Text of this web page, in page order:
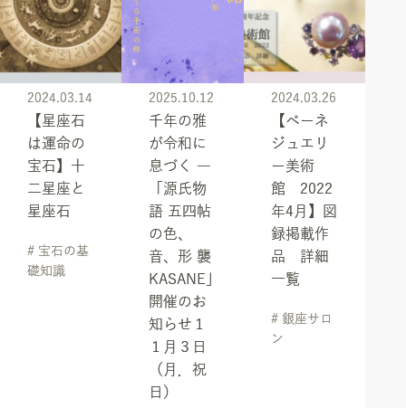
2024.03.14
【星座石
は運命の
宝石】十
二星座と
星座石
# 宝石の基
礎知識
2025.10.12
千年の雅
が令和に
息づく ―
「源氏物
語 五四帖
の色、
音、形 襲
KASANE」
開催のお
知らせ１
１月３日
（月．祝
日）
2024.03.26
【ベーネ
ジュエリ
ー美術
館 2022
年4月】図
録掲載作
品 詳細
一覧
# 銀座サロ
ン